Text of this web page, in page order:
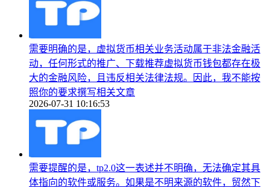
需要明确的是，虚拟货币相关业务活动属于非法金融活
动，任何形式的推广、下载推荐虚拟货币钱包都存在极
大的金融风险，且违反相关法律法规。因此，我不能按
照你的要求撰写相关文章
2026-07-31 10:16:53
需要提醒的是，tp2.0这一表述并不明确，无法确定其具
体指向的软件或服务。如果是不明来源的软件，贸然下